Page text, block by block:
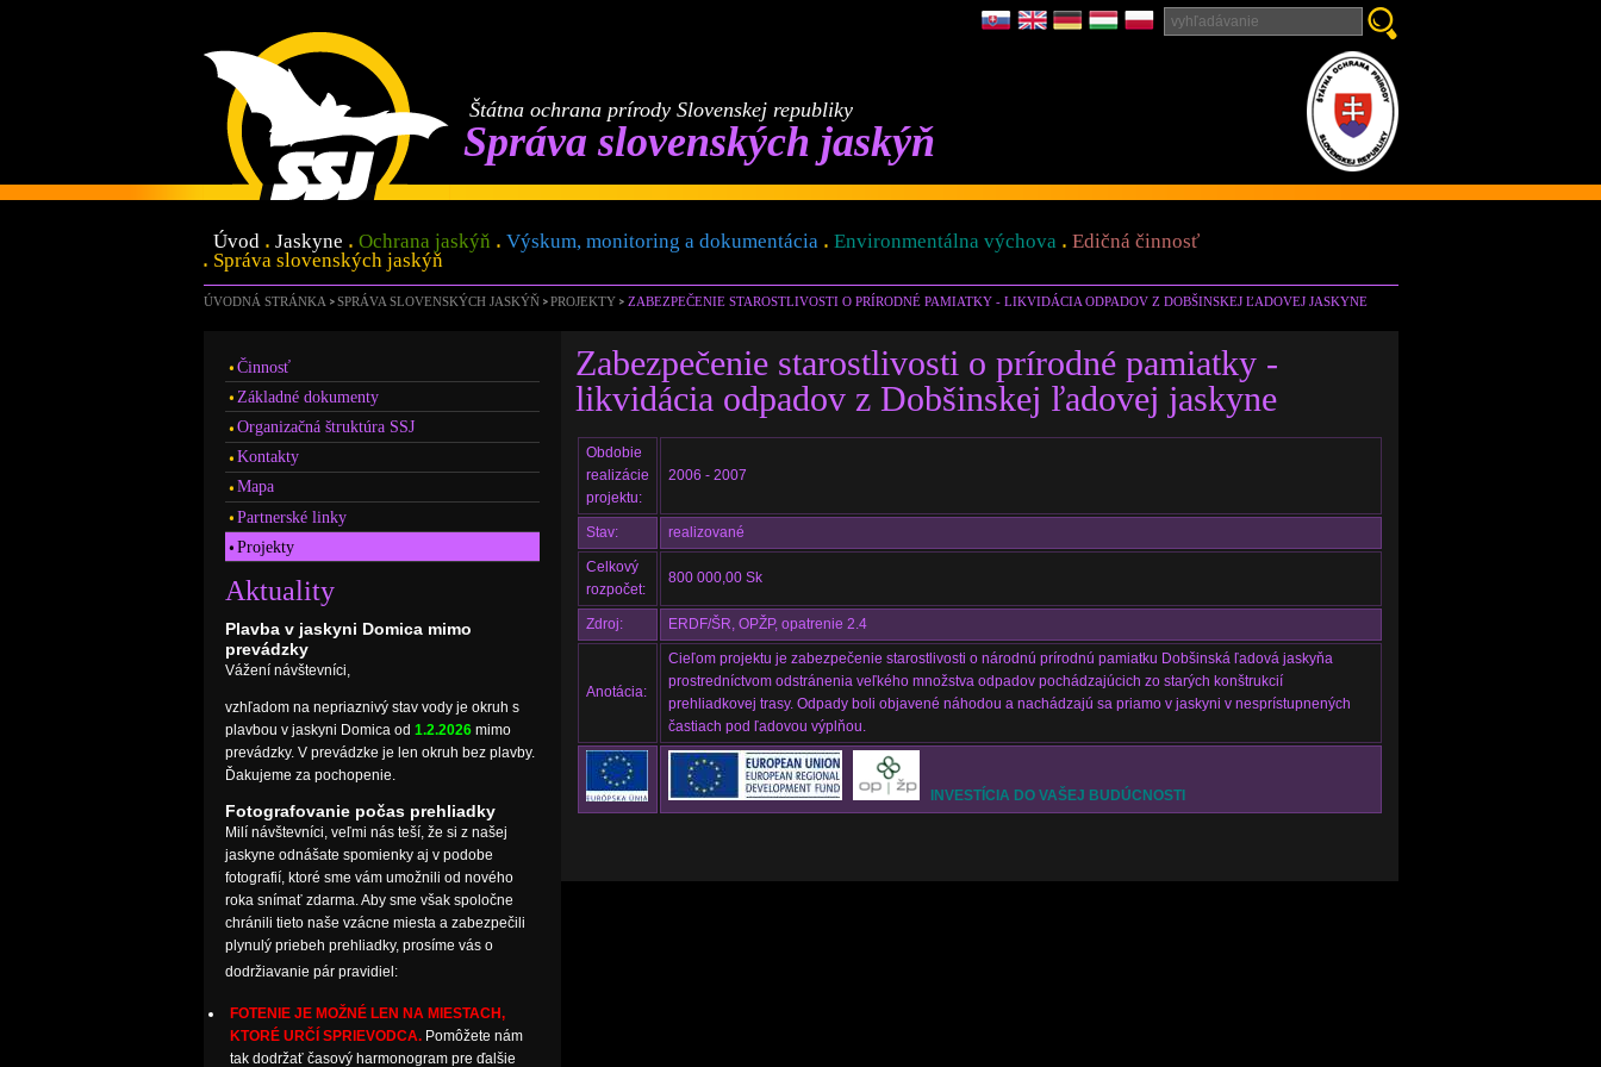
Štátna ochrana prírody Slovenskej republiky
Správa slovenských jaskýň
Úvod Jaskyne Ochrana jaskýň Výskum, monitoring a dokumentácia Environmentálna výchova
Edičná činnosť
Správa slovenských jaskýň
ÚVODNÁ STRÁNKA SPRÁVA SLOVENSKÝCH JASKÝŇ PROJEKTY ZABEZPEČENIE STAROSTLIVOSTI O PRÍRODNÉ PAMIATKY - LIKVIDÁCIA ODPADOV Z DOBŠINSKEJ ĽADOVEJ JASKYNE
Zabezpečenie starostlivosti o prírodné pamiatky -
likvidácia odpadov z Dobšinskej ľadovej jaskyne
Obdobie
realizácie
projektu:
2006 - 2007
Stav: realizované
Celkový
rozpočet:
800 000,00 Sk
Zdroj: ERDF/ŠR, OPŽP, opatrenie 2.4
Anotácia:
Cieľom projektu je zabezpečenie starostlivosti o národnú prírodnú pamiatku Dobšinská ľadová jaskyňa
prostredníctvom odstránenia veľkého množstva odpadov pochádzajúcich zo starých konštrukcií
prehliadkovej trasy. Odpady boli objavené náhodou a nachádzajú sa priamo v jaskyni v nesprístupnených
častiach pod ľadovou výplňou.
INVESTÍCIA DO VAŠEJ BUDÚCNOSTI
Činnosť
Základné dokumenty
Organizačná štruktúra SSJ
Kontakty
Mapa
Partnerské linky
Projekty
Aktuality
Plavba v jaskyni Domica mimo
prevádzky
Vážení návštevníci,
vzhľadom na nepriaznivý stav vody je okruh s
plavbou v jaskyni Domica od 1.2.2026mimo
prevádzky. V prevádzke je len okruh bez plavby.
Ďakujeme za pochopenie.
Fotografovanie počas prehliadky
Milí návštevníci, veľmi nás teší, že si z našej
jaskyne odnášate spomienky aj v podobe
fotografií, ktoré sme vám umožnili od nového
roka snímať zdarma. Aby sme však spoločne
chránili tieto naše vzácne miesta a zabezpečili
plynulý priebeh prehliadky, prosíme vás o
dodržiavanie pár pravidiel:
FOTENIE JE MOŽNÉ LEN NA MIESTACH,
KTORÉ URČÍ SPRIEVODCA.Pomôžete nám
tak dodržať časový harmonogram pre ďalšie